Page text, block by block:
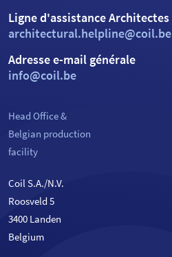
Ligne d'assistance Architectes
architectural.helpline@coil.be
Adresse e-mail générale
info@coil.be
Head Office &
Belgian production
facility
Coil S.A./N.V.
Roosveld 5
3400 Landen
Belgium